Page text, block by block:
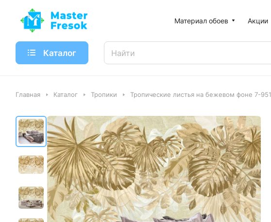
Материал обоев Акции
Каталог
Главная Каталог Тропики Тропические листья на бежевом фоне 7-951